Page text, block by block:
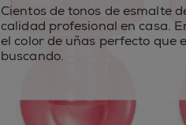
Cientos de tonos de esmalte
calidad profesional en casa.
el color de uñas perfecto que
buscando.